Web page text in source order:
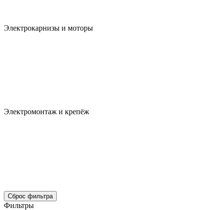
Электрокарнизы и моторы
Электромонтаж и крепёж
Сброс фильтра
Фильтры